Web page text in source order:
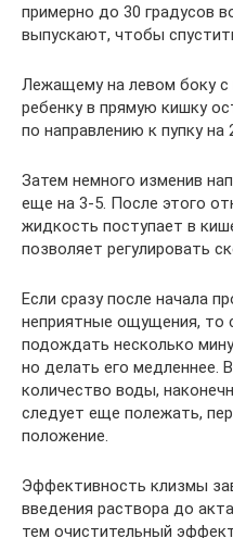
примерно до 30 градусов
выпускают, чтобы
Лежащему на левом боку
ребенку в прямую кишку
по направлению к пупку на
Затем немного изменив
еще на 3-5. После этого
жидкость поступает в
позволяет регулировать
Если сразу после начала
неприятные ощущения, то
подождать несколько
но делать его медленнее.
количество воды,
следует еще полежать,
положение.
Эффективность клизмы
введения раствора до
тем очистительный